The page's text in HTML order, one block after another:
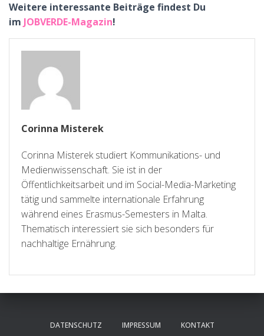
Weitere interessante Beiträge findest Du
im JOBVERDE-Magazin!
Corinna Misterek
Corinna Misterek studiert Kommunikations- und
Medienwissenschaft. Sie ist in der
Öffentlichkeitsarbeit und im Social-Media-Marketing
tätig und sammelte internationale Erfahrung
während eines Erasmus-Semesters in Malta.
Thematisch interessiert sie sich besonders für
nachhaltige Ernährung.
DATENSCHUTZ IMPRESSUM KONTAKT